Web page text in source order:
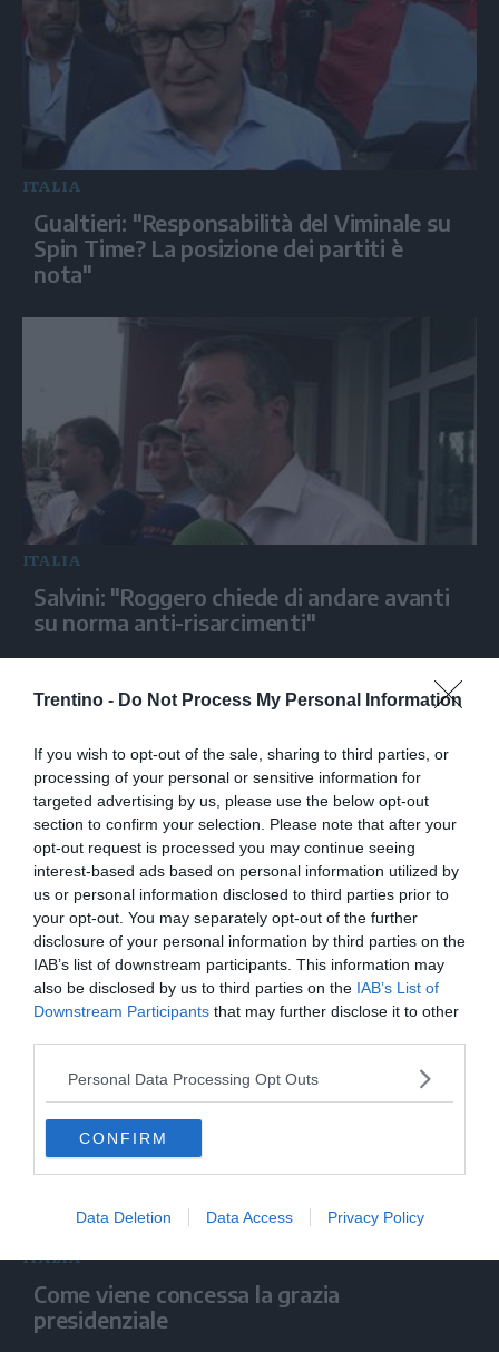
Trentino - Do Not Process My Personal Information
If you wish to opt-out of the sale, sharing to third parties, or
processing of your personal or sensitive information for
targeted advertising by us, please use the below opt-out
section to confirm your selection. Please note that after your
opt-out request is processed you may continue seeing
interest-based ads based on personal information utilized by
us or personal information disclosed to third parties prior to
your opt-out. You may separately opt-out of the further
disclosure of your personal information by third parties on the
IAB’s list of downstream participants. This information may
also be disclosed by us to third parties on the IAB’s List of
Downstream Participants that may further disclose it to other
Personal Data Processing Opt Outs
CONFIRM
Data Deletion Data Access Privacy Policy
ITALIA
Gualtieri: "Responsabilità del Viminale su
Spin Time? La posizione dei partiti è
nota"
ITALIA
Salvini: "Roggero chiede di andare avanti
su norma anti-risarcimenti"
ITALIA
Carburanti, la frode denunciata dei
meccanici: "Acqua in gasolio e benzina"
ITALIA
Come viene concessa la grazia
presidenziale